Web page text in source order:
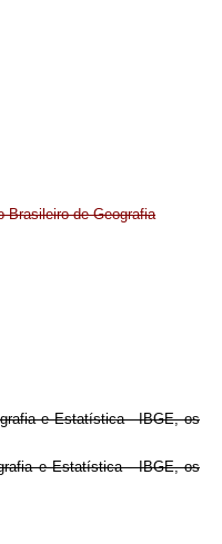
Brasileiro de Geografia
e Estatística - IBGE, os
e Estatística - IBGE, os